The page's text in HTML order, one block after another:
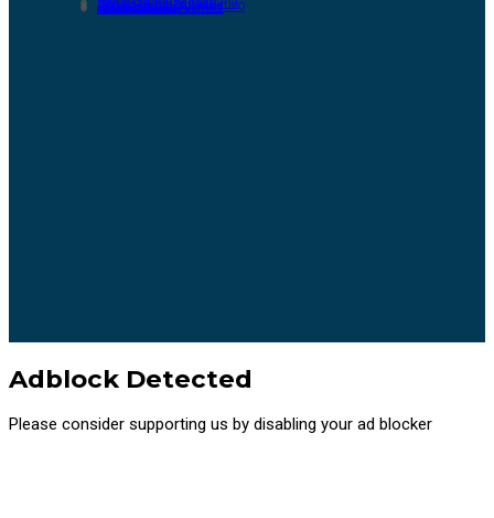
Consulta Ciudadana
Control Social
Presupuesto Participativo
Rendición de Cuentas
Calendario de Eventos
Adblock Detected
Please consider supporting us by disabling your ad blocker